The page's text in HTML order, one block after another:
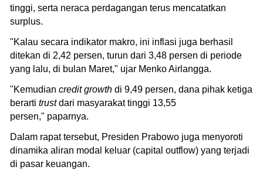
tinggi, serta neraca perdagangan terus mencatatkan
surplus.
"Kalau secara indikator makro, ini inflasi juga berhasil
ditekan di 2,42 persen, turun dari 3,48 persen di periode
yang lalu, di bulan Maret," ujar Menko Airlangga.
"Kemudian credit growth di 9,49 persen, dana pihak ketiga
berarti trustdari masyarakat tinggi 13,55
persen," paparnya.
Dalam rapat tersebut, Presiden Prabowo juga menyoroti
dinamika aliran modal keluar (capital outflow) yang terjadi
di pasar keuangan.